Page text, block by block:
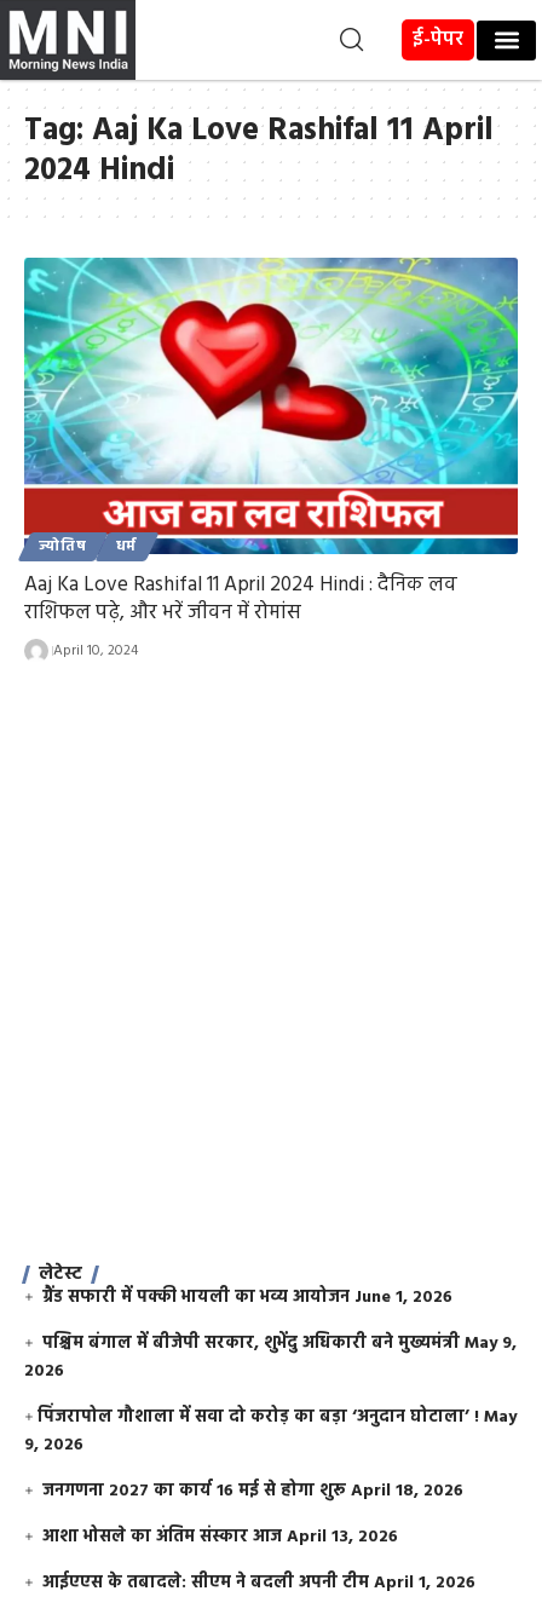
ई-पेपर
Tag:Aaj Ka Love Rashifal 11 April
2024 Hindi
ज्योतिष धर्म
Aaj Ka Love Rashifal 11 April 2024 Hindi : दैनिक लव
राशिफल पढ़े, और भरें जीवन में रोमांस
April 10, 2024
लेटेस्ट
ग्रैंड सफारी में पक्की भायली का भव्य आयोजन June 1, 2026
पश्चिम बंगाल में बीजेपी सरकार, शुभेंदु अधिकारी बने मुख्यमंत्रीMay 9,
2026
​पिंजरापोल गौशाला में सवा दो करोड़ का बड़ा ‘अनुदान घोटाला’ !May
9, 2026
जनगणना 2027 का कार्य 16 मई से होगा शुरूApril 18, 2026
आशा भोसले का अंतिम संस्कार आजApril 13, 2026
आईएएस के तबादले: सीएम ने बदली अपनी टीमApril 1, 2026